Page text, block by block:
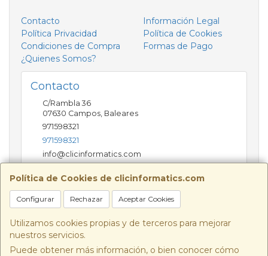
Política de Cookies de clicinformatics.com
Configurar Rechazar Aceptar Cookies
Utilizamos cookies propias y de terceros para mejorar
nuestros servicios.
Puede obtener más información, o bien conocer cómo
Contacto
Información Legal
Política Privacidad
Política de Cookies
Condiciones de Compra
Formas de Pago
¿Quienes Somos?
Contacto
C/Rambla 36
07630 Campos Baleares
971598321
971598321
info@clicinformatics.com
Horario
De lunes a viernes 9:00-13:30/16:00-19:30 Sábados
10:00-13:00